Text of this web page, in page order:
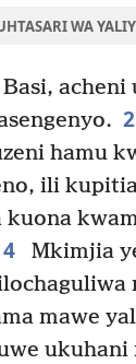
WA
Basi, acheni
2
hamu
ili
kuona
4 Mkimjia
mawe